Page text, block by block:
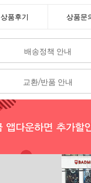
상품후기 상품문
배송정책 안내
교환/반품 안내